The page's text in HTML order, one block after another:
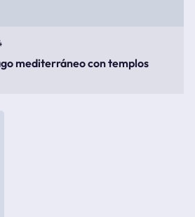
mediterráneo con templos